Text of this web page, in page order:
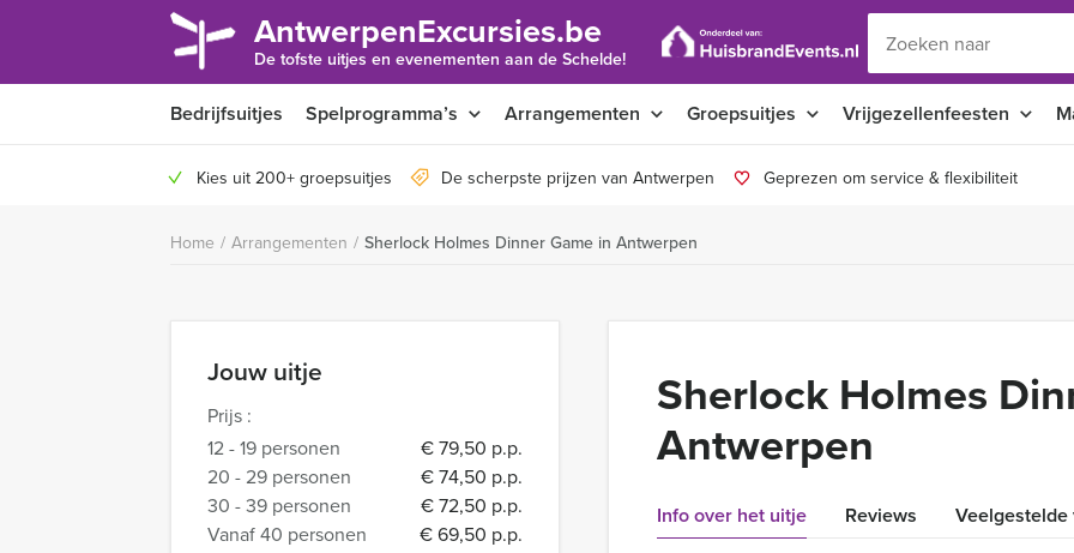
AntwerpenExcursies.be
De tofste uitjes en evenementen aan de Schelde!
Bedrijfsuitjes Spelprogramma’s Arrangementen Groepsuitjes Vrijgezellenfeesten
Kies uit 200+ groepsuitjes De scherpste prijzen van Antwerpen Geprezen om service & flexibiliteit
Home / Arrangementen / Sherlock Holmes Dinner Game in Antwerpen
Jouw uitje
Prijs :
12 - 19 personen
€ 79,50 p.p.
20 - 29 personen
€ 74,50 p.p.
30 - 39 personen
€ 72,50 p.p.
Vanaf 40 personen
€ 69,50 p.p.
Sherlock Holmes
Antwerpen
Info over het uitje Reviews Veelgestelde